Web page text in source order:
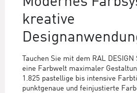
kreative
Tauchen Sie mit dem RAL DESIGN
eine Farbwelt maximaler
1.825 pastellige bis intensive
punktgenaue und feinjustierte